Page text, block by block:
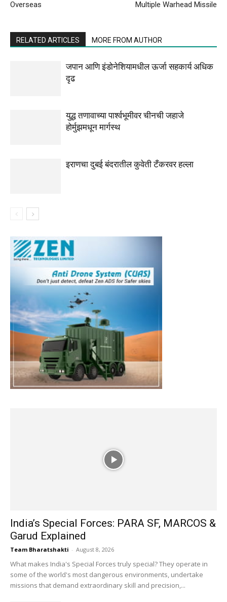
Overseas Multiple Warhead Missile
RELATED ARTICLES MORE FROM AUTHOR
जपान आणि इंडोनेशियामधील ऊर्जा सहकार्य अधिक
दृढ
युद्ध तणावाच्या पार्श्वभूमीवर चीनची जहाजे
होर्मुझमधून मार्गस्थ
इराणचा दुबई बंदरातील कुवेती टँकरवर हल्ला
India’s Special Forces: PARA SF, MARCOS &
Garud Explained
Team Bharatshakti - August 8, 2026
What makes India's Special Forces truly special? They operate in
some of the world's most dangerous environments, undertake
missions that demand extraordinary skill and precision,...